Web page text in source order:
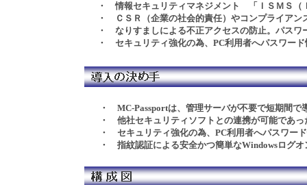
・ MC-Passportは、管理サーバが不要で短期間で
・ 他社セキュリティソフトとの連携が可能であっ
・ セキュリティ強化の為、PC利用者へパスワー
・ 指紋認証による安全かつ簡単なWindowsログオ
・ 情報セキュリティマネジメント
「ＩＳＭＳ
・
ＣＳＲ（企業の社会的責任）やコンプライア
・ なりすましによる不正アクセスの防止。パスワ
・ セキュリティ強化の為、PC利用者へパスワー